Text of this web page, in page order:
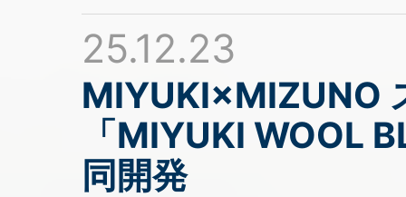
25.12.23
MIYUKI×MIZUNO
「MIYUKI WOOL
同開発